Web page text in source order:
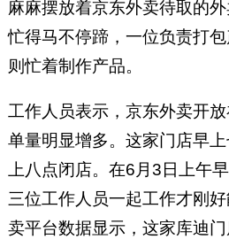
麻麻摆放着京东外卖待取的
忙得马不停蹄，一位负责打
则忙着制作产品。
工作人员表示，京东外卖开
单量明显增多。这家门店早
上八点闭店。在6月3日上午
三位工作人员一起工作才刚
卖平台数据显示，这家库迪